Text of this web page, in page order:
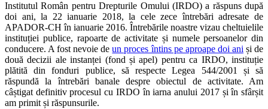
Institutul Român pentru Drepturile Omului (IRDO) a răspuns după
doi ani, la 22 ianuarie 2018, la cele zece întrebări adresate de
APADOR-CH în ianuarie 2016. Întrebările noastre vizau cheltuielile
instituției publice, rapoarte de activitate și numele persoanelor din
conducere. A fost nevoie deun proces întins pe aproape doi ani și de
două decizii ale instanței (fond și apel) pentru ca IRDO, instituție
plătită din fonduri publice, să respecte Legea 544/2001 și să
răspundă la întrebări banale despre obiectul de activitate. Am
câștigat definitiv procesul cu IRDO în iarna anului 2017 și în sfârșit
am primit și răspunsurile.